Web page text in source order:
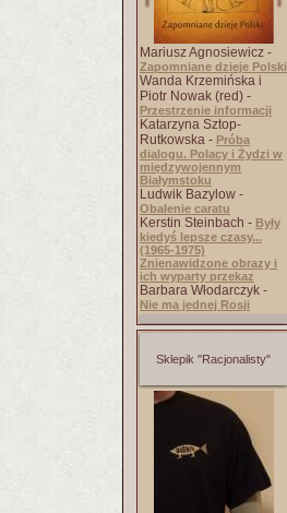
Mariusz Agnosiewicz -
Zapomniane dzieje Polski
Wanda Krzemińska i
Piotr Nowak (red) -
Przestrzenie informacji
Katarzyna Sztop-
Rutkowska - Próba
dialogu. Polacy i Żydzi w
międzywojennym
Białymstoku
Ludwik Bazylow -
Obalenie caratu
Kerstin Steinbach - Były
kiedyś lepsze czasy...
(1965-1975)
Znienawidzone obrazy i
ich wyparty przekaz
Barbara Włodarczyk -
Nie ma jednej Rosji
Sklepik "Racjonalisty"